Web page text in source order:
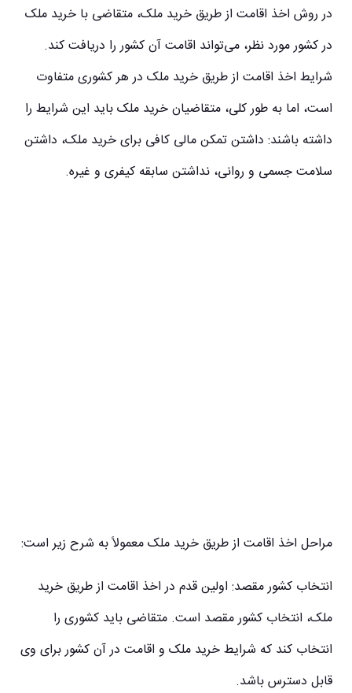
در روش اخذ اقامت از طریق خرید ملک، متقاضی با خرید ملک
در کشور مورد نظر، می‌تواند اقامت آن کشور را دریافت کند.
شرایط اخذ اقامت از طریق خرید ملک در هر کشوری متفاوت
است، اما به طور کلی، متقاضیان خرید ملک باید این شرایط را
داشته باشند: داشتن تمکن مالی کافی برای خرید ملک، داشتن
سلامت جسمی و روانی، نداشتن سابقه کیفری و غیره.
مراحل اخذ اقامت از طریق خرید ملک معمولاً به شرح زیر است:
انتخاب کشور مقصد: اولین قدم در اخذ اقامت از طریق خرید
ملک، انتخاب کشور مقصد است. متقاضی باید کشوری را
انتخاب کند که شرایط خرید ملک و اقامت در آن کشور برای وی
قابل دسترس باشد.